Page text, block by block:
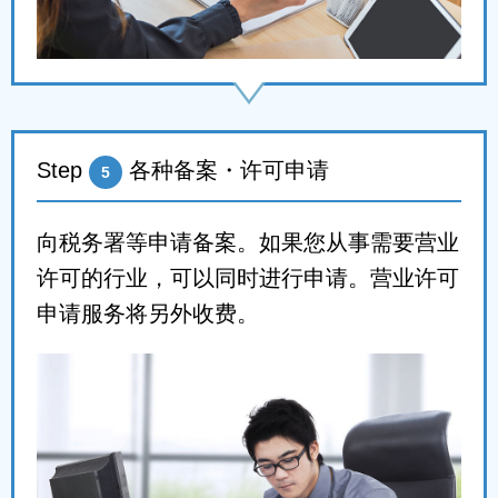
Step 5 各种备案・许可申请
向税务署等申请备案。如果您从事需要营业
许可的行业，可以同时进行申请。营业许可
申请服务将另外收费。